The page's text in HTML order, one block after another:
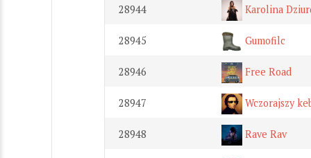
28944 Karolina
28945 Gumofilc
28946 Free Road
28947 Wczorajszy
28948 Rave Rav